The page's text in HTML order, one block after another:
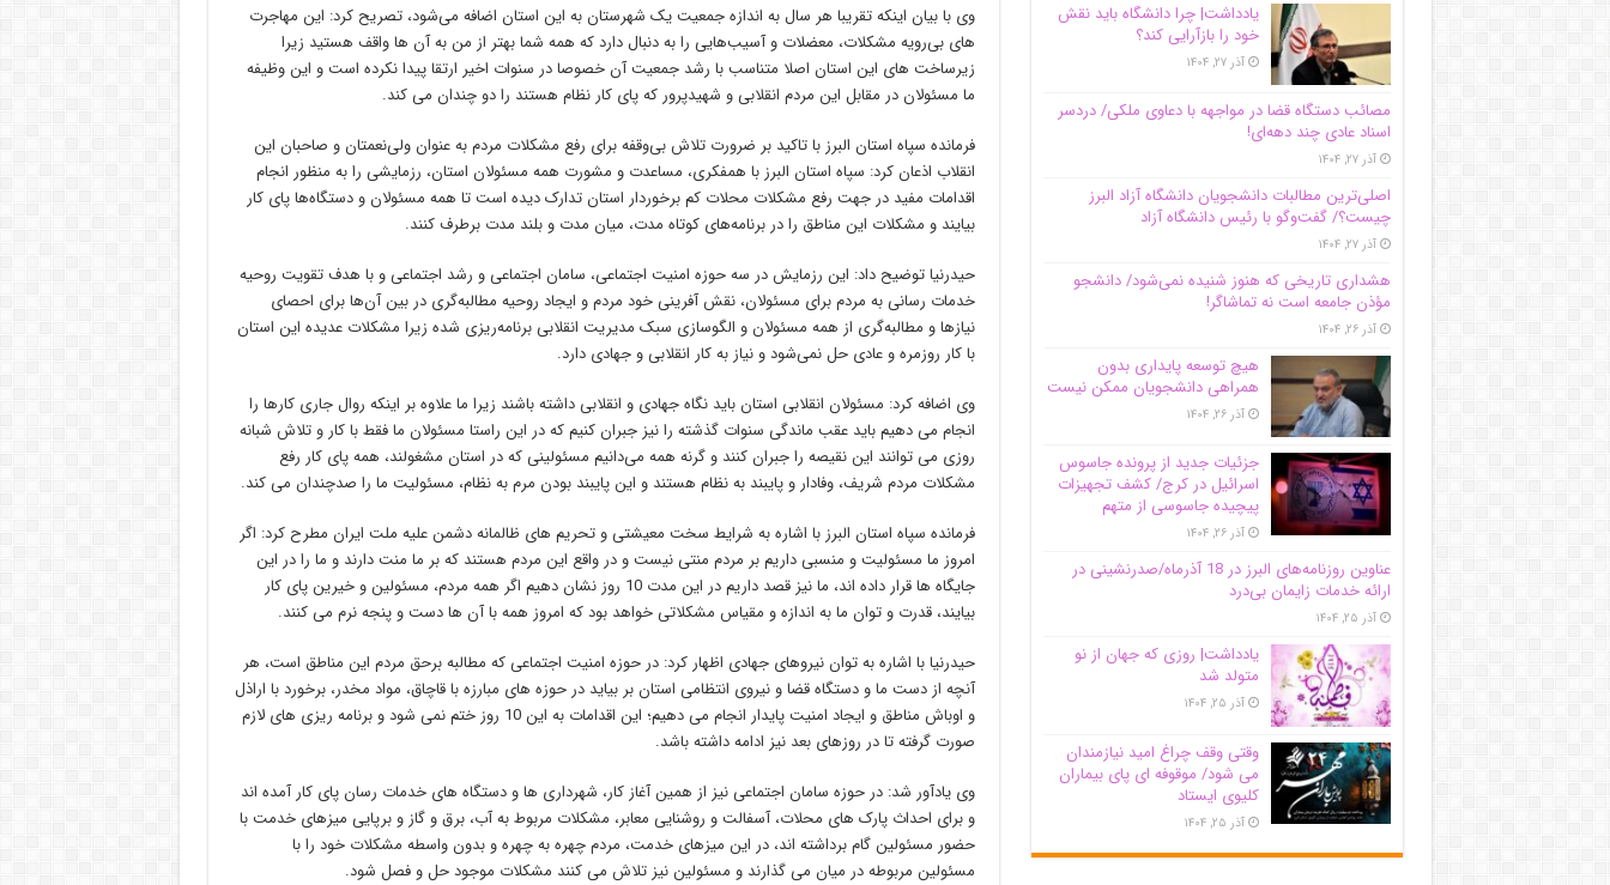
وی با بیان اینکه تقریبا هر سال به اندازه جمعیت یک شهرستان به این استان اضافه می‌شود، تصریح کرد: این مهاجرت
های بی‌رویه مشکلات، معضلات و آسیب‌هایی را به دنبال دارد که همه شما بهتر از من به آن ها واقف هستید زیرا
زیرساخت های این استان اصلا متناسب با رشد جمعیت آن خصوصا در سنوات اخیر ارتقا پیدا نکرده است و این وظیفه
ما مسئولان در مقابل این مردم انقلابی و شهیدپرور که پای کار نظام هستند را دو چندان می کند.
فرمانده سپاه استان البرز با تاکید بر ضرورت تلاش بی‌وقفه برای رفع مشکلات مردم به عنوان ولی‌نعمتان و صاحبان این
انقلاب اذعان کرد: سپاه استان البرز با همفکری، مساعدت و مشورت همه مسئولان استان، رزمایشی را به منظور انجام
اقدامات مفید در جهت رفع مشکلات محلات کم برخوردار استان تدارک دیده است تا همه مسئولان و دستگاه‌ها پای کار
بیایند و مشکلات این مناطق را در برنامه‌های کوتاه مدت، میان مدت و بلند مدت برطرف کنند.
حیدرنیا توضیح داد: این رزمایش در سه حوزه امنیت اجتماعی، سامان اجتماعی و رشد اجتماعی و با هدف تقویت روحیه
خدمات رسانی به مردم برای مسئولان، نقش آفرینی خود مردم و ایجاد روحیه مطالبه‌گری در بین آن‌ها برای احصای
نیازها و مطالبه‌گری از همه مسئولان و الگوسازی سبک مدیریت انقلابی برنامه‌ریزی شده زیرا مشکلات عدیده این استان
با کار روزمره و عادی حل نمی‌شود و نیاز به کار انقلابی و جهادی دارد.
وی اضافه کرد: مسئولان انقلابی استان باید نگاه جهادی و انقلابی داشته باشند زیرا ما علاوه بر اینکه روال جاری کارها را
انجام می دهیم باید عقب ماندگی سنوات گذشته را نیز جبران کنیم که در این راستا مسئولان ما فقط با کار و تلاش شبانه
روزی می توانند این نقیصه را جبران کنند و گرنه همه می‌دانیم مسئولینی که در استان مشغولند، همه پای کار رفع
مشکلات مردم شریف، وفادار و پایبند به نظام هستند و این پایبند بودن مرم به نظام، مسئولیت ما را صدچندان می کند.
فرمانده سپاه استان البرز با اشاره به شرایط سخت معیشتی و تحریم های ظالمانه دشمن علیه ملت ایران مطرح کرد: اگر
امروز ما مسئولیت و منسبی داریم بر مردم منتی نیست و در واقع این مردم هستند که بر ما منت دارند و ما را در این
جایگاه ها قرار داده اند، ما نیز قصد داریم در این مدت 10 روز نشان دهیم اگر همه مردم، مسئولین و خیرین پای کار
بیایند، قدرت و توان ما به اندازه و مقیاس مشکلاتی خواهد بود که امروز همه با آن ها دست و پنجه نرم می کنند.
حیدرنیا با اشاره به توان نیروهای جهادی اظهار کرد: در حوزه امنیت اجتماعی که مطالبه برحق مردم این مناطق است، هر
آنچه از دست ما و دستگاه قضا و نیروی انتظامی استان بر بیاید در حوزه های مبارزه با قاچاق، مواد مخدر، برخورد با اراذل
و اوباش مناطق و ایجاد امنیت پایدار انجام می دهیم؛ این اقدامات به این 10 روز ختم نمی شود و برنامه ریزی های لازم
صورت گرفته تا در روزهای بعد نیز ادامه داشته باشد.
وی یادآور شد: در حوزه سامان اجتماعی نیز از همین آغاز کار، شهرداری ها و دستگاه های خدمات رسان پای کار آمده اند
و برای احداث پارک های محلات، آسفالت و روشنایی معابر، مشکلات مربوط به آب، برق و گاز و برپایی میزهای خدمت با
حضور مسئولین گام برداشته اند، در این میزهای خدمت، مردم چهره به چهره و بدون واسطه مشکلات خود را با
مسئولین مربوطه در میان می گذارند و مسئولین نیز تلاش می کنند مشکلات موجود حل و فصل شود.
یادداشت| چرا دانشگاه باید نقش
خود را بازآرایی کند؟
آذر ۲۷, ۱۴۰۴
مصائب دستگاه قضا در مواجهه با دعاوی ملکی/ دردسر
اسناد عادی چند‌ دهه‌ای!
آذر ۲۷, ۱۴۰۴
اصلی‌ترین مطالبات دانشجویان دانشگاه آزاد البرز
چیست؟/ گفت‌وگو با رئیس دانشگاه آز‌اد
آذر ۲۷, ۱۴۰۴
هشداری تاریخی که هنوز شنیده نمی‌شود/ دانشجو
مؤذن جامعه است نه تماشاگر!
آذر ۲۶, ۱۴۰۴
هیچ توسعه پایداری بدون
همراهی دانشجویان ممکن نیست
آذر ۲۶, ۱۴۰۴
جزئیات جدید از پرونده جاسوس
اسرائیل در کرج/‌ کشف تجهیزات
پیچیده جاسوسی از متهم
آذر ۲۶, ۱۴۰۴
عناوین روزنامه‌های البرز در ‌18 آذرماه/صدرنشینی در
ارائه خدمات زایمان بی‌درد
آذر ۲۵, ۱۴۰۴
یادداشت| روزی که جهان از نو
متولد شد
آذر ۲۵, ۱۴۰۴
وقتی وقف چراغ امید نیازمندان
می شود/ موقوفه ای پای بیماران
کلیوی ایستاد
آذر ۲۵, ۱۴۰۴